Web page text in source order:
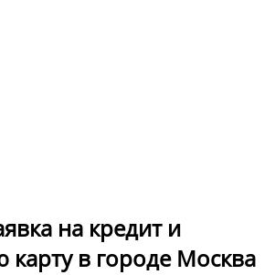
на кредит и
карту в городе Москва